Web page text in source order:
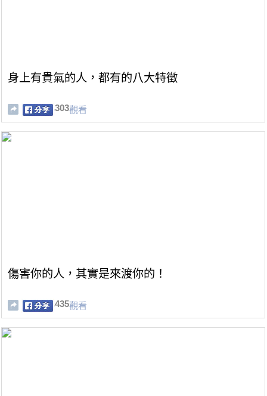
身上有貴氣的人，都有的八大特徵
303觀看
傷害你的人，其實是來渡你的！
435觀看